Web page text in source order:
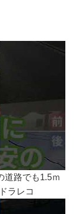
道路でも1.5ｍ
ラレコ